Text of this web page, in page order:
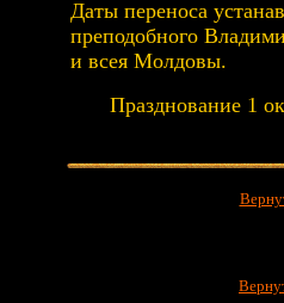
Даты переноса
преподобного
и всея Молдовы.
Празднование 1